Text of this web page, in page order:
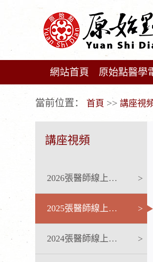
網站首頁 原始點醫學
當前位置： 首頁 >> 講座視
講座視頻
2026張醫師線上課程 >
2025張醫師線上課程 >
2024張醫師線上課程 >